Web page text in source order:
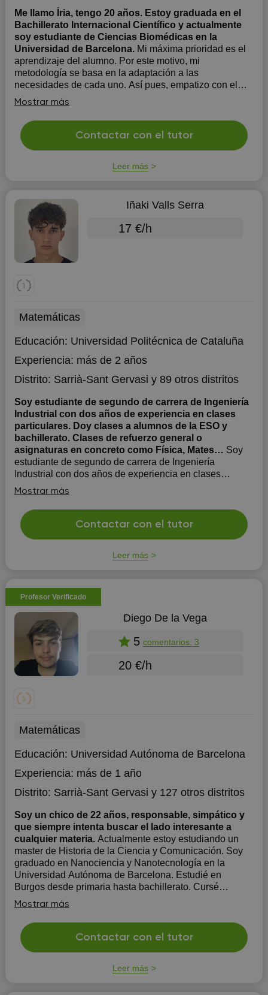
Me llamo Íria, tengo 20 años. Estoy graduada en el
Bachillerato Internacional Científico y actualmente
soy estudiante de Ciencias Biomédicas en la
Universidad de Barcelona. Mi máxima prioridad es el
aprendizaje del alumno. Por este motivo, mi
metodología se basa en la adaptación a las
necesidades de cada uno. Así pues, empatizo con el
estudiante para que pueda sentirse cómodo y pueda
expresar sus dudas, sus miedos, sus preferencias... En
cuanto a mi experiencia previa,...
Mostrar más
Contactar con el tutor
Leer más
Iñaki Valls Serra
17 €/h
Matemáticas
Educación: Universidad Politécnica de Cataluña
Experiencia: más de 2 años
Distrito: Sarrià-Sant Gervasi y 89 otros distritos
Soy estudiante de segundo de carrera de Ingeniería
Industrial con dos años de experiencia en clases
particulares. Doy clases a alumnos de la ESO y
bachillerato. Clases de refuerzo general o
asignaturas en concreto como Física, Mates… Soy
estudiante de segundo de carrera de Ingeniería
Industrial con dos años de experiencia en clases
particulares. Doy clases a alumnos de la ESO y
bachillerato. Clases de refuerzo general o asignaturas
en concreto como Física, Mates…
Mostrar más
Contactar con el tutor
Leer más
Profesor Verificado
Diego De la Vega
5 comentarios: 3
20 €/h
Matemáticas
Educación: Universidad Autónoma de Barcelona
Experiencia: más de 1 año
Distrito: Sarrià-Sant Gervasi y 127 otros distritos
Soy un chico de 22 años, responsable, simpático y
que siempre intenta buscar el lado interesante a
cualquier materia. Actualmente estoy estudiando un
master de Historia de la Ciencia y Comunicación. Soy
graduado en Nanociencia y Nanotecnología en la
Universidad Autónoma de Barcelona. Estudié en
Burgos desde primaria hasta bachillerato. Cursé
bachillerato internacional en el IES Cardenal López de
Mendoza. Tengo una...
Mostrar más
Contactar con el tutor
Leer más